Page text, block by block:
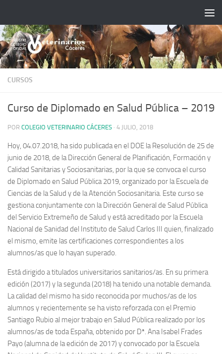
CURSOS
Curso de Diplomado en Salud Pública – 2019
POR COLEGIO VETERINARIO CÁCERES · 4 JULIO, 2018
Hoy, 04.07.2018, ha sido publicada en el DOE la Resolución de 25 de
junio de 2018, de la Dirección General de Planificación, Formación y
Calidad Sanitarias y Sociosanitarias, por la que se convoca el curso
de Diplomado en Salud Pública 2019, organizado por la Escuela de
Ciencias de la Salud y de la Atención Sociosanitaria. Este curso se
gestiona conjuntamente con la Dirección General de Salud Pública
del Servicio Extremeño de Salud y está acreditado por la Escuela
Nacional de Sanidad del Instituto de Salud Carlos III quien, finalizado
el mismo, emite las certificaciones correspondientes a los
alumnos/as que lo hayan superado.
Está dirigido a titulados universitarios sanitarios/as. En su primera
edición (2017) y la segunda (2018) ha tenido una notable demanda.
La calidad del mismo ha sido reconocida por muchos/as de los
alumnos y recientemente se ha visto reforzada con el Premio
Santiago Rubio al mejor trabajo en Salud Pública realizado por los
alumnos/as de toda España, obtenido por Dª. Ana Isabel Frades
Payo (alumna de la edición de 2017) y convocado por la Escuela